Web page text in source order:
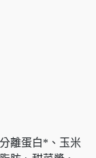
離蛋白*、玉米